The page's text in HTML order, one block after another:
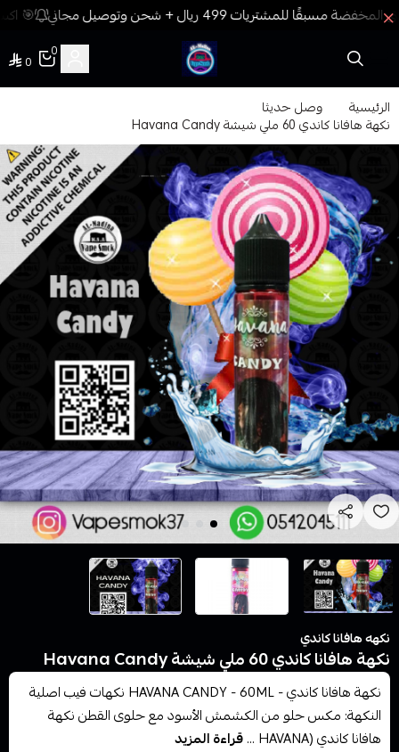
🎯
فيب المدينة
0
0
الرئيسية وصل حديثا
نكهة هافانا كاندي 60 ملي شيشة Havana Candy
نكهه هافانا كاندي
نكهة هافانا كاندي 60 ملي شيشة Havana Candy
نكهة هافانا كاندي - HAVANA CANDY - 60ML نكهات فيب اصلية
النكهة: مكس حلو من الكشمش الأسود مع حلوى القطن نكهة
هافانا كاندي (HAVANA ...
قراءة المزيد